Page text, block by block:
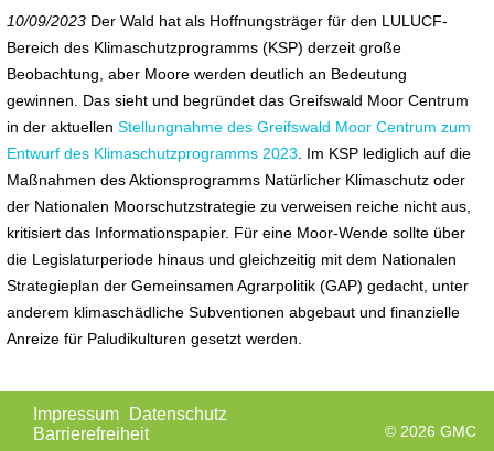
10/09/2023 Der Wald hat als Hoffnungsträger für den LULUCF-
Bereich des Klimaschutzprogramms (KSP) derzeit große
Beobachtung, aber Moore werden deutlich an Bedeutung
gewinnen. Das sieht und begründet das Greifswald Moor Centrum
in der aktuellen Stellungnahme des Greifswald Moor Centrum zum
Entwurf des Klimaschutzprogramms 2023 . Im KSP lediglich auf die
Maßnahmen des Aktionsprogramms Natürlicher Klimaschutz oder
der Nationalen Moorschutzstrategie zu verweisen reiche nicht aus,
kritisiert das Informationspapier. Für eine Moor-Wende sollte über
die Legislaturperiode hinaus und gleichzeitig mit dem Nationalen
Strategieplan der Gemeinsamen Agrarpolitik (GAP) gedacht, unter
anderem klimaschädliche Subventionen abgebaut und finanzielle
Anreize für Paludikulturen gesetzt werden.
© 2026 GMC
Navigation
überspringen
Impressum
Datenschutz
Barrierefreiheit